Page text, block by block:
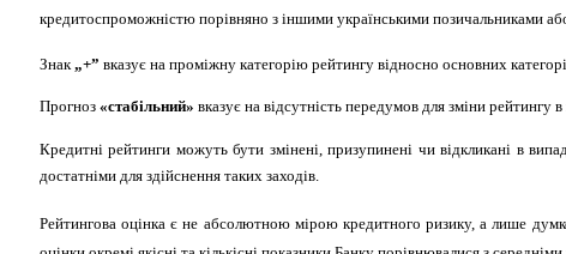
кредитоспроможністю порівняно з іншими українськими позичальниками
Знак „+” вказує на проміжну категорію рейтингу відносно основних
Прогноз «стабільний» вказує на відсутність передумов для зміни рейтингу
Кредитні рейтинги можуть бути змінені, призупинені чи відкликані в
достатніми для здійснення таких заходів.
Рейтингова оцінка є не абсолютною мірою кредитного ризику, а лише